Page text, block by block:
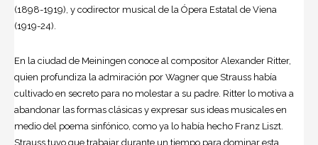
(1898-1919), y codirector musical de la Ópera Estatal de Viena
(1919-24).
En la ciudad de Meiningen conoce al compositor Alexander Ritter,
quien profundiza la admiración por Wagner que Strauss había
cultivado en secreto para no molestar a su padre. Ritter lo motiva a
abandonar las formas clásicas y expresar sus ideas musicales en
medio del poema sinfónico, como ya lo había hecho Franz Liszt.
Strauss tuvo que trabajar durante un tiempo para dominar esta